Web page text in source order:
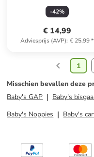
-42%
€ 14,99
Adviesprijs (AVP): € 25,99*
1
Misschien bevallen deze
Baby's GAP
Baby's
Baby's Noppies
Baby's